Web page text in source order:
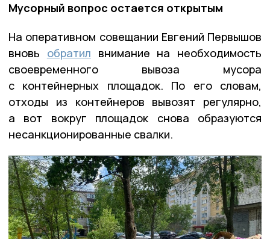
Мусорный вопрос остается открытым
На оперативном совещании Евгений Первышов
вновь обратил внимание на необходимость
своевременного вывоза мусора
с контейнерных площадок. По его словам,
отходы из контейнеров вывозят регулярно,
а вот вокруг площадок снова образуются
несанкционированные свалки.